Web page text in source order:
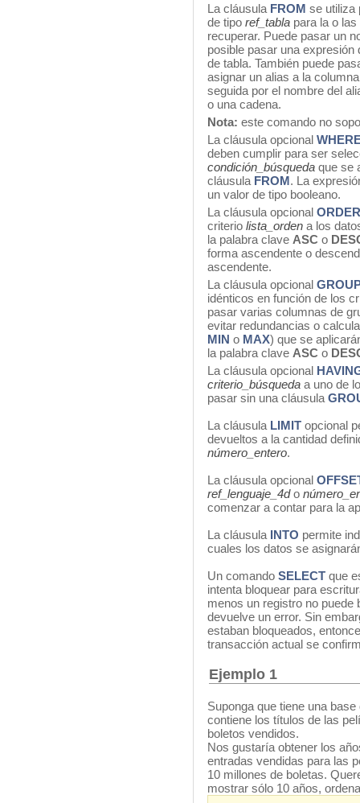
La cláusula FROM se utiliza
de tipo ref_tabla para la o
recuperar. Puede pasar un
posible pasar una expresión
de tabla. También puede
asignar un alias a la
seguida por el nombre del
o una cadena.
Nota: este comando no
La cláusula opcional
deben cumplir para ser
condición_búsqueda que se
cláusula FROM. La
un valor de tipo booleano.
La cláusula opcional ORDER
criterio lista_orden a los
la palabra clave ASC o
forma ascendente o
ascendente.
La cláusula opcional
idénticos en función de los
pasar varias columnas de
evitar redundancias o
MIN o MAX) que se
la palabra clave ASC o
La cláusula opcional
criterio_búsqueda a uno de
pasar sin una cláusula
La cláusula LIMIT opcional
devueltos a la cantidad
número_entero.
La cláusula opcional
ref_lenguaje_4do
comenzar a contar para la
La cláusula INTO permite
cuales los datos se
Un comando SELECT que
intenta bloquear para
menos un registro no puede
devuelve un error. Sin
estaban bloqueados,
transacción actual se
Ejemplo 1
Suponga que tiene una
contiene los títulos de las
boletos vendidos.
Nos gustaría obtener los
entradas vendidas para las
10 millones de boletas.
mostrar sólo 10 años,